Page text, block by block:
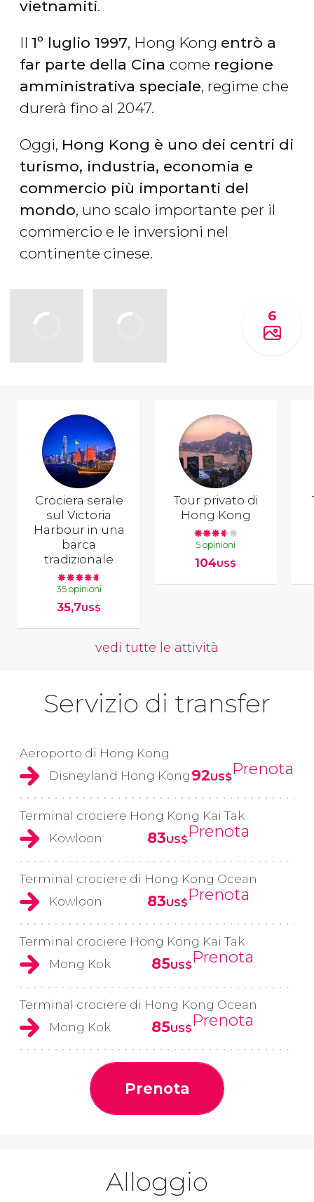
vietnamiti.
Il 1º luglio 1997, Hong Kong entrò a
far parte della Cina come regione
amministrativa speciale, regime che
durerà fino al 2047.
Oggi, Hong Kong è uno dei centri di
turismo, industria, economia e
commercio più importanti del
mondo, uno scalo importante per il
commercio e le inversioni nel
continente cinese.
6
Crociera serale
sul Victoria
Harbour in una
barca
tradizionale
35 opinioni
35,7US$
Tour privato di
Hong Kong
5 opinioni
104US$
vedi tutte le attività
Servizio di transfer
Aeroporto di Hong Kong
Disneyland Hong Kong 92US$Prenota
Terminal crociere Hong Kong Kai Tak
Kowloon
83US$Prenota
Terminal crociere di Hong Kong Ocean
Kowloon
83US$Prenota
Terminal crociere Hong Kong Kai Tak
Mong Kok
85US$Prenota
Terminal crociere di Hong Kong Ocean
Mong Kok
85US$Prenota
Prenota
Alloggio